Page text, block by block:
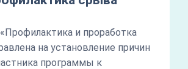
и проработка
на установление причин
программы к